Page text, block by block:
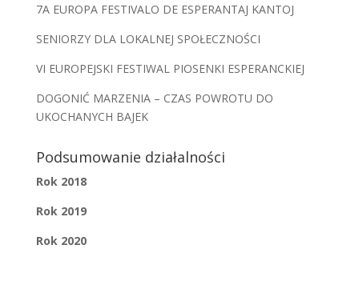
7A EUROPA FESTIVALO DE ESPERANTAJ KANTOJ
SENIORZY DLA LOKALNEJ SPOŁECZNOŚCI
VI EUROPEJSKI FESTIWAL PIOSENKI ESPERANCKIEJ
DOGONIĆ MARZENIA – CZAS POWROTU DO
UKOCHANYCH BAJEK
Podsumowanie działalności
Rok 2018
Rok 2019
Rok 2020